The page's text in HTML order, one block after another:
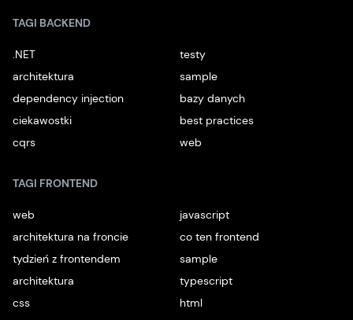
TAGI BACKEND
.NET
testy
architektura
sample
dependency injection
bazy danych
ciekawostki
best practices
cqrs
web
TAGI FRONTEND
web
javascript
architektura na froncie
co ten frontend
tydzień z frontendem
sample
architektura
typescript
css
html